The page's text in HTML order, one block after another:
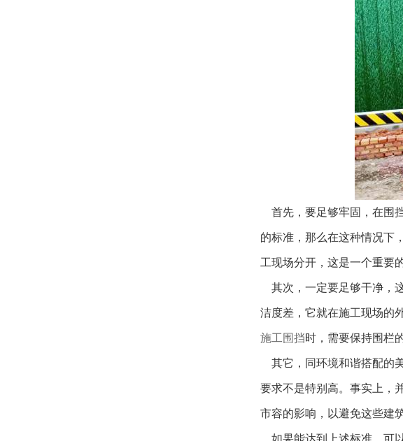
首先，要足够牢固，在围
的标准，那么在这种情况下
工现场分开，这是一个重要
其次，一定要足够干净，
洁度差，它就在施工现场的
施工围挡时，需要保持围栏
其它，同环境和谐搭配的
要求不是特别高。事实上，
市容的影响，以避免这些建
如果能达到上述标准，可